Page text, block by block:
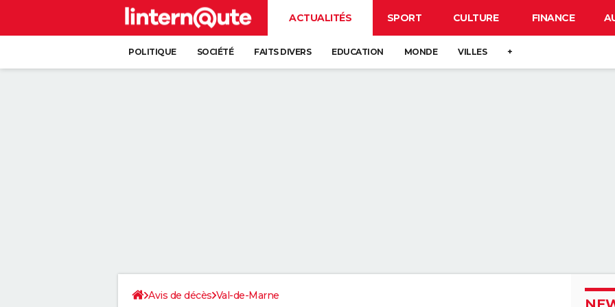
ACTUALITÉS SPORT CULTURE FINANCE
POLITIQUE SOCIÉTÉ FAITS DIVERS EDUCATION MONDE VILLES +
Avis de décès Val-de-Marne